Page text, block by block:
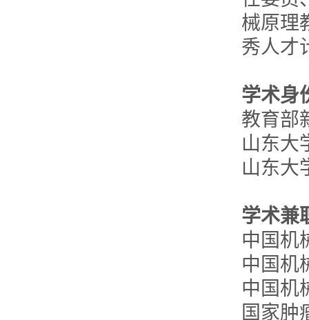
械原理
秀人才
学术身
教育部
山东大
山东大
学术兼
中国机
中国机
中国机
国家肿